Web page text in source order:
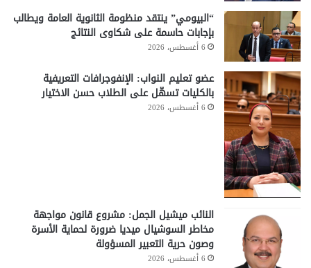
“البيومي” ينتقد منظومة الثانوية العامة ويطالب
بإجابات حاسمة على شكاوى النتائج
6 أغسطس، 2026
عضو تعليم النواب: الإنفوجرافات التعريفية
بالكليات تسهّل على الطلاب حسن الاختيار
6 أغسطس، 2026
النائب ميشيل الجمل: مشروع قانون مواجهة
مخاطر السوشيال ميديا ضرورة لحماية الأسرة
وصون حرية التعبير المسؤولة
6 أغسطس، 2026